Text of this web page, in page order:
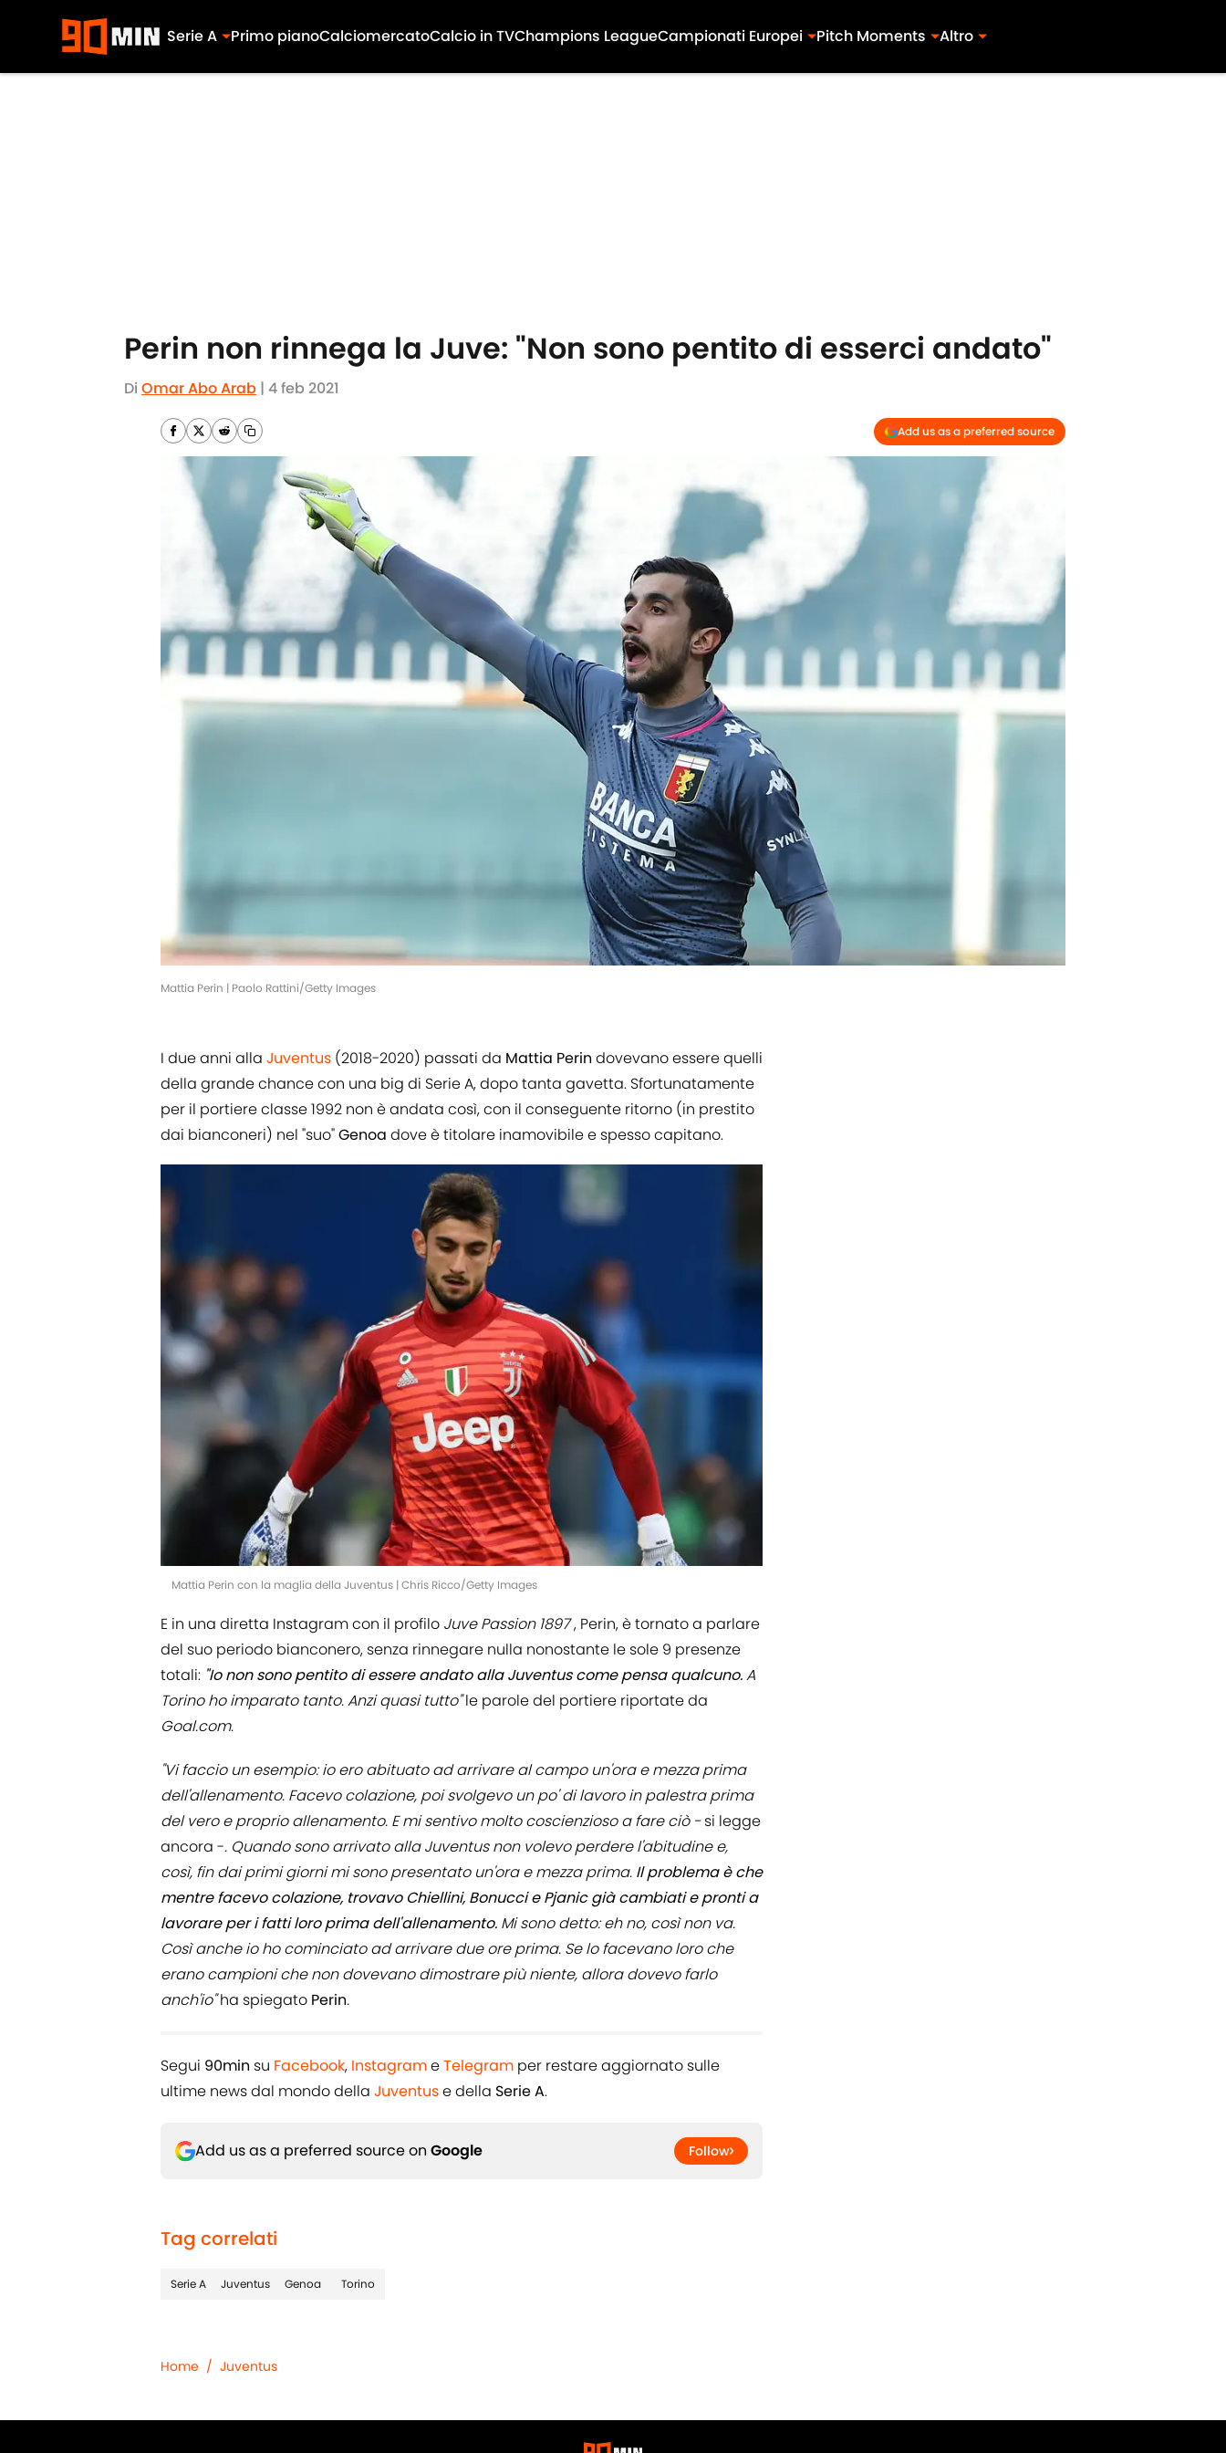
Serie A Primo pianoCalciomercatoCalcio in TVChampions LeagueCampionati Europei Pitch Moments Altro
Perin non rinnega la Juve: "Non sono pentito di esserci andato"
Di Omar Abo Arab | 4 feb 2021
Add us as a preferred source
Mattia Perin | Paolo Rattini/Getty Images
I due anni alla Juventus (2018-2020) passati da Mattia Perin dovevano essere quelli
della grande chance con una big di Serie A, dopo tanta gavetta. Sfortunatamente
per il portiere classe 1992 non è andata così, con il conseguente ritorno (in prestito
dai bianconeri) nel "suo"Genoa dove è titolare inamovibile e spesso capitano.
Mattia Perin con la maglia della Juventus | Chris Ricco/Getty Images
E in una diretta Instagram con il profilo Juve Passion 1897, Perin, è tornato a parlare
del suo periodo bianconero, senza rinnegare nulla nonostante le sole 9 presenze
totali: "Io non sono pentito di essere andato alla Juventus come pensa qualcuno.A
Torino ho imparato tanto. Anzi quasi tutto"le parole del portiere riportate da
Goal.com.
"Vi faccio un esempio: io ero abituato ad arrivare al campo un'ora e mezza prima
dell'allenamento. Facevo colazione, poi svolgevo un po' di lavoro in palestra prima
del vero e proprio allenamento. E mi sentivo molto coscienzioso a fare ciò -si legge
ancora -. Quando sono arrivato alla Juventus non volevo perdere l'abitudine e,
così, fin dai primi giorni mi sono presentato un'ora e mezza prima. Il problema è che
mentre facevo colazione, trovavo Chiellini, Bonucci e Pjanic già cambiati e pronti a
lavorare per i fatti loro prima dell'allenamento. Mi sono detto: eh no, così non va.
Così anche io ho cominciato ad arrivare due ore prima. Se lo facevano loro che
erano campioni che non dovevano dimostrare più niente, allora dovevo farlo
anch'io"ha spiegato Perin.
Segui 90min su Facebook, InstagrameTelegram per restare aggiornato sulle
ultime news dal mondo della Juventuse della Serie A.
Add us as a preferred source on Google Follow
Tag correlati
Serie A Juventus Genoa Torino
Home / Juventus